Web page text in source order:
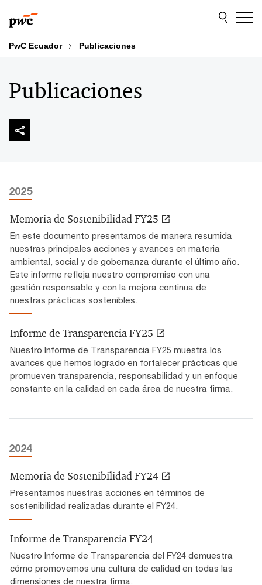
to
content
to
footer
PwC Ecuador Publicaciones
Publicaciones
2025
Memoria de Sostenibilidad FY25
En este documento presentamos de manera resumida
nuestras principales acciones y avances en materia
ambiental, social y de gobernanza durante el último año.
Este informe refleja nuestro compromiso con una
gestión responsable y con la mejora continua de
nuestras prácticas sostenibles.
Informe de Transparencia FY25
Nuestro Informe de Transparencia FY25 muestra los
avances que hemos logrado en fortalecer prácticas que
promueven transparencia, responsabilidad y un enfoque
constante en la calidad en cada área de nuestra firma.
2024
Memoria de Sostenibilidad FY24
Presentamos nuestras acciones en términos de
sostenibilidad realizadas durante el FY24.
Informe de Transparencia FY24
Nuestro Informe de Transparencia del FY24 demuestra
cómo promovemos una cultura de calidad en todas las
dimensiones de nuestra firma.